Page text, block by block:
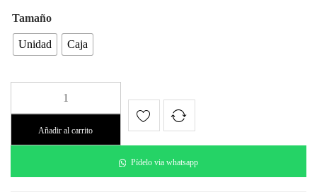
hasta
Tamaño
Unidad Caja
Añadir al carrito
Pídelo via whatsapp